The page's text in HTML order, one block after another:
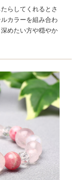
らしてくれるとさ
カラーを組み合わ
めたい方や穏やか